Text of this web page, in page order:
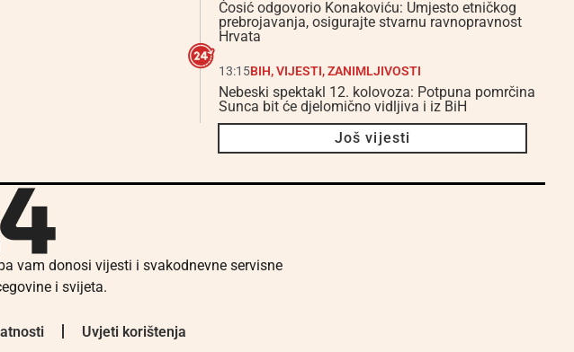
Ćosić odgovorio Konakoviću: Umjesto etničkog
prebrojavanja, osigurajte stvarnu ravnopravnost
Hrvata
13:15BIH,VIJESTI,ZANIMLJIVOSTI
Nebeski spektakl 12. kolovoza: Potpuna pomrčina
Sunca bit će djelomično vidljiva i iz BiH
Još vijesti
vam donosi vijesti i svakodnevne servisne
i svijeta.
Uvjeti korištenja